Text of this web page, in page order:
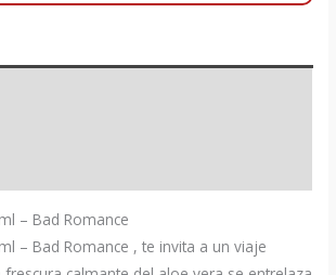
– Bad Romance
– Bad Romance , te invita a un viaje